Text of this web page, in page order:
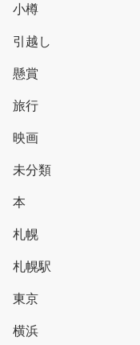
小樽
引越し
懸賞
旅行
映画
未分類
本
札幌
札幌駅
東京
横浜